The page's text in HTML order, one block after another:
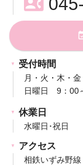
受付時間
月・火・木・
日曜日 9：00
休業日
水曜日･祝日
アクセス
相鉄いずみ野